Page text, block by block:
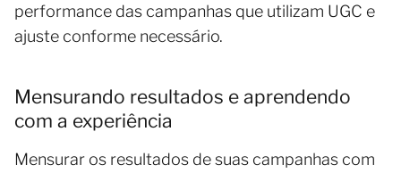
performance das campanhas que utilizam UGC e
ajuste conforme necessário.
Mensurando resultados e aprendendo
com a experiência
Mensurar os resultados de suas campanhas com